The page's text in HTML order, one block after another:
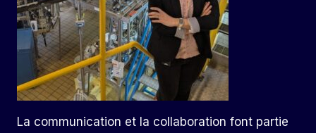
La communication et la collaboration font partie